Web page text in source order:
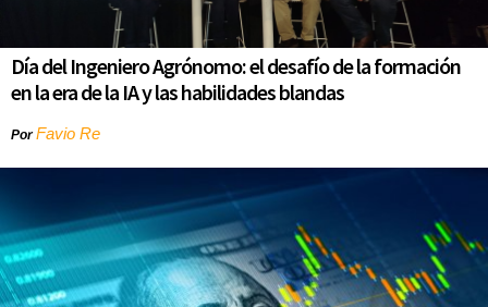
Día del Ingeniero Agrónomo: el desafío de la formación
en la era de la IA y las habilidades blandas
PorFavio Re